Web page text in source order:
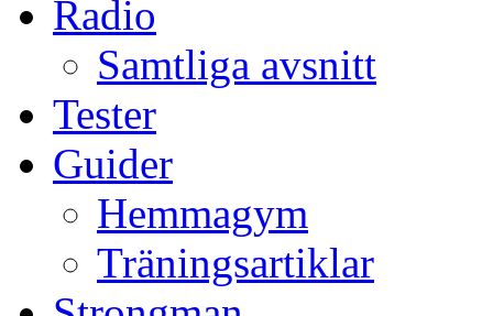
Radio
Samtliga avsnitt
Tester
Guider
Hemmagym
Träningsartiklar